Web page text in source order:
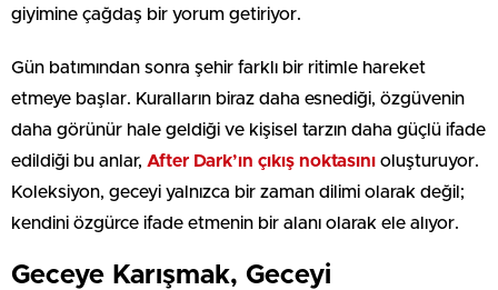
giyimine çağdaş bir yorum getiriyor.
Gün batımından sonra şehir farklı bir ritimle hareket
etmeye başlar. Kuralların biraz daha esnediği, özgüvenin
daha görünür hale geldiği ve kişisel tarzın daha güçlü ifade
edildiği bu anlar, After Dark’ın çıkış noktasını oluşturuyor.
Koleksiyon, geceyi yalnızca bir zaman dilimi olarak değil;
kendini özgürce ifade etmenin bir alanı olarak ele alıyor.
Geceye Karışmak, Geceyi